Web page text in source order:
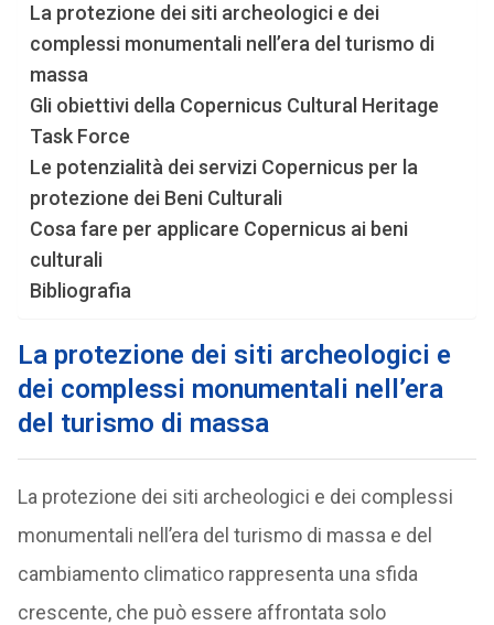
La protezione dei siti archeologici e dei
complessi monumentali nell’era del turismo di
massa
Gli obiettivi della Copernicus Cultural Heritage
Task Force
Le potenzialità dei servizi Copernicus per la
protezione dei Beni Culturali
Cosa fare per applicare Copernicus ai beni
culturali
Bibliografia
La protezione dei siti archeologici e
dei complessi monumentali nell’era
del turismo di massa
La protezione dei siti archeologici e dei complessi
monumentali nell’era del turismo di massa e del
cambiamento climatico rappresenta una sfida
crescente, che può essere affrontata solo